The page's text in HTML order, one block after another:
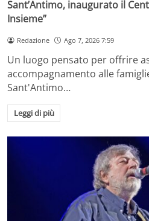
Sant’Antimo, inaugurato il
Insieme”
Redazione Ago 7, 2026 7:59
Un luogo pensato per offrire
accompagnamento alle
Sant'Antimo…
Leggi di più